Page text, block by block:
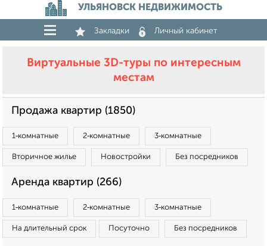
УЛЬЯНОВСК НЕДВИЖИМОСТЬ
Закладки Личный кабинет
Виртуальные 3D-туры по интересным
местам
Продажа квартир (1850)
1‑комнатные 2‑комнатные 3‑комнатные
Вторичное жилье Новостройки Без посредников
Аренда квартир (266)
1‑комнатные 2‑комнатные 3‑комнатные
На длительный срок Посуточно Без посредников